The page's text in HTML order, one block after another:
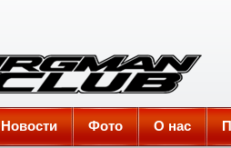
Новости Фото О нас